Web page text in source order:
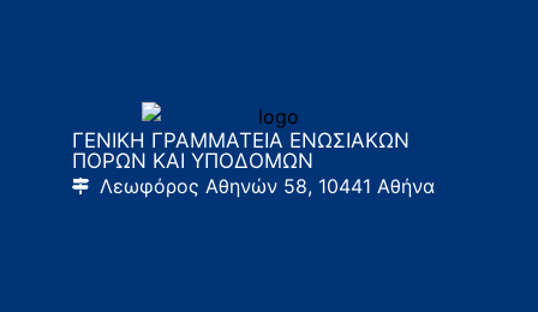
ΓΕΝΙΚΗ ΓΡΑΜΜΑΤΕΙΑ ΕΝΩΣΙΑΚΩΝ
ΠΟΡΩΝ ΚΑΙ ΥΠΟΔΟΜΩΝ
Λεωφόρος Αθηνών 58, 10441 Αθήνα